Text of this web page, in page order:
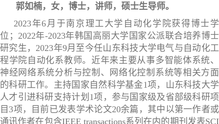
郭如楠， 女，博士，讲师，硕士生导师。
2023年6月于南京理工大学自动化学院获得博士学
位；2022年-2023年韩国高丽大学国家公派联合培养博士
研究生，2023年9月至今任山东科技大学电气与自动化工
程学院自动化系教师。近年来主要从事多智能体系统、
神经网络系统分析与控制、网络化控制系统等相关方面
的科研工作。主持国家自然科学基金1项，山东科技大学
人才引进科研支持计划1项，参与国家级及省部级科研项
目3项，目前已发表学术论文20余篇，其中以第一作者或
通讯作者在包含IEEE transactions系列在内的期刊发表SCI